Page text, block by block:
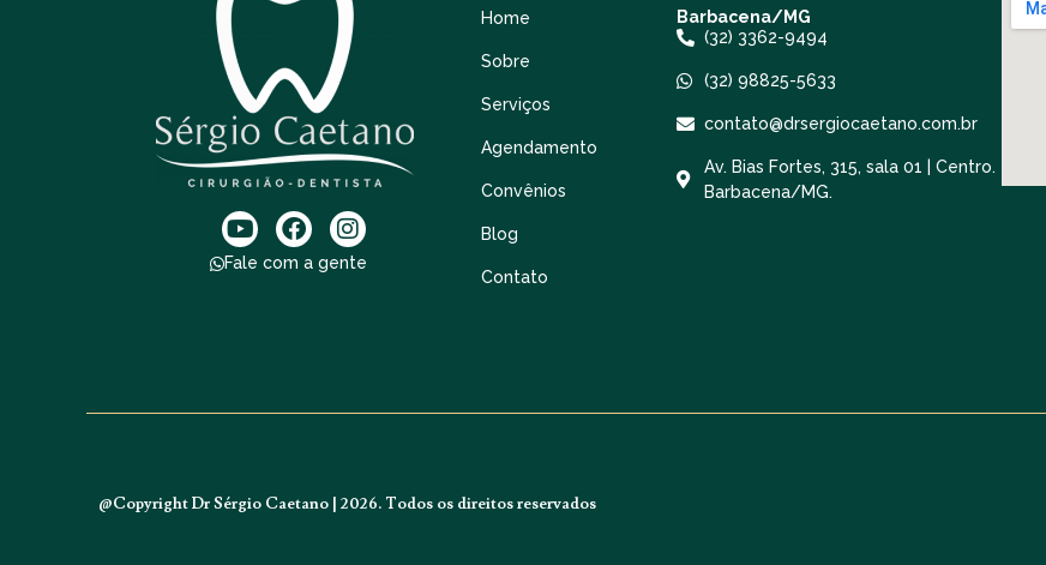
Fale com a gente
Home
Sobre
Serviços
Agendamento
Convênios
Blog
Contato
Barbacena/MG
(32) 3362-9494
(32) 98825-5633
contato@drsergiocaetano.com.br
Av. Bias Fortes, 315, sala 01 | Centro.
Barbacena/MG.
@Copyright Dr Sérgio Caetano | 2026. Todos os direitos reservados